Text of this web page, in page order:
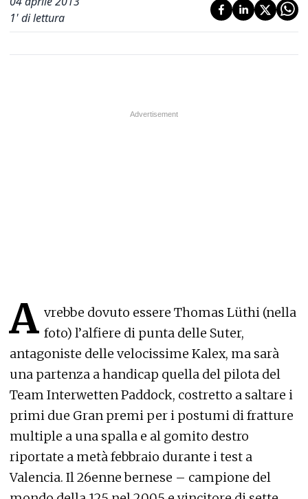
1' di lettura
A vrebbe dovuto essere Thomas Lüthi (nella
foto) l’alfiere di punta delle Suter,
antagoniste delle velocissime Kalex, ma sarà
una partenza a handicap quella del pilota del
Team Interwetten Paddock, costretto a saltare i
primi due Gran premi per i postumi di fratture
multiple a una spalla e al gomito destro
riportate a metà febbraio durante i test a
Valencia. Il 26enne bernese – campione del